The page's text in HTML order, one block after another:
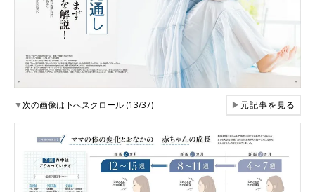
▼次の画像は下へスクロール (13/37) ▶元記事を見る